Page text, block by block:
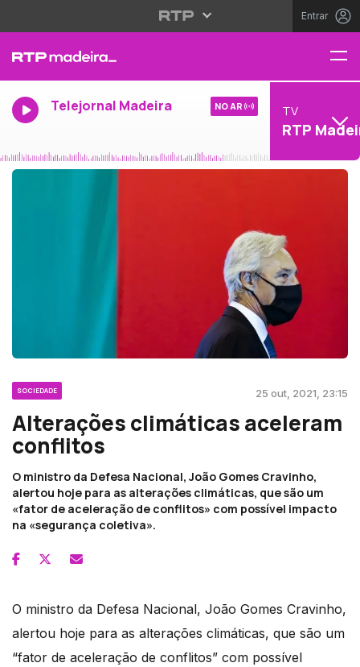
Entrar
Telejornal Madeira NO AR TV
RTP
SOCIEDADE 25 out, 2021, 23:15
Alterações climáticas aceleram
conflitos
O ministro da Defesa Nacional, João Gomes Cravinho,
alertou hoje para as alterações climáticas, que são um
«fator de aceleração de conflitos» com possível impacto
na «segurança coletiva».
O ministro da Defesa Nacional, João Gomes Cravinho,
alertou hoje para as alterações climáticas, que são um
“fator de aceleração de conflitos” com possível